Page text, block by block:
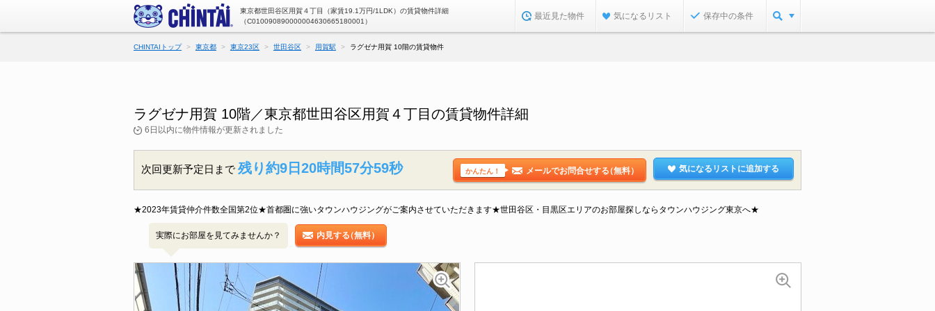
東京都世田谷区用賀４丁目（家賃19.1万円/1LDK）の賃貸物件詳細
（C010090890000004630665180001）
最近見た物件 気になるリスト 保存中の条件
CHINTAIトップ 東京都 東京23区 世田谷区 用賀駅 ラグゼナ用賀 10階の賃貸物件
ラグゼナ用賀 10階／東京都世田谷区用賀４丁目の賃貸物件詳細
6日以内に物件情報が更新されました
次回更新予定日まで 残り約9日20時間57分58秒 かんたん！ メールでお問合せする（無料） 気になるリストに追加する
★2023年賃貸仲介件数全国第2位★首都圏に強いタウンハウジングがご案内させていただきます★世田谷区・目黒区エリアのお部屋探しならタウンハウジング東京へ★
実際にお部屋を見てみませんか？ 内見する（無料）